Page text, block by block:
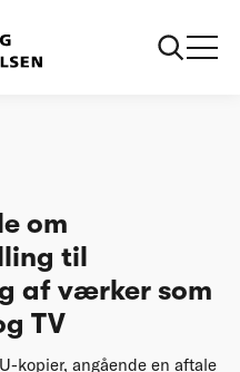
af vaerker som
om
til
af værker som
TV
kopier, angående en aftale